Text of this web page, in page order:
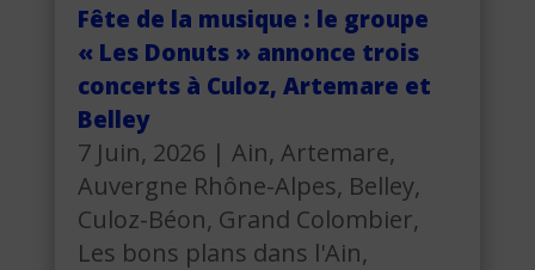
Fête de la musique : le groupe
« Les Donuts » annonce trois
concerts à Culoz, Artemare et
Belley
7 Juin, 2026| Ain, Artemare,
Auvergne Rhône-Alpes, Belley,
Culoz-Béon, Grand Colombier,
Les bons plans dans l'Ain,